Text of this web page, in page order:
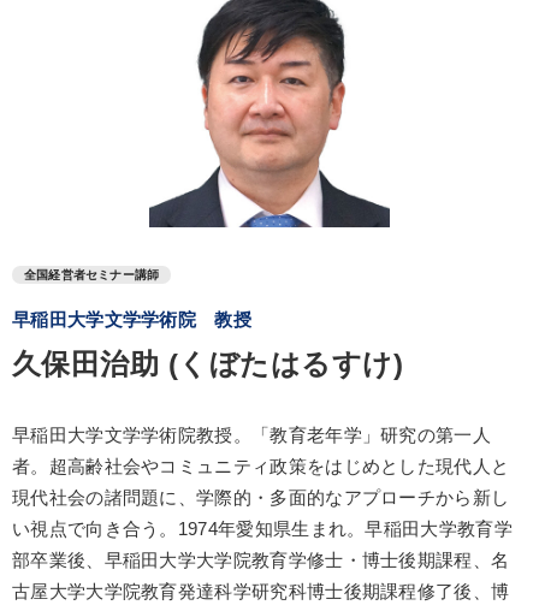
全国経営者セミナー講師
早稲田大学文学学術院 教授
久保田治助 (くぼたはるすけ)
早稲田大学文学学術院教授。「教育老年学」研究の第一人
者。超高齢社会やコミュニティ政策をはじめとした現代人と
現代社会の諸問題に、学際的・多面的なアプローチから新し
い視点で向き合う。1974年愛知県生まれ。早稲田大学教育学
部卒業後、早稲田大学大学院教育学修士・博士後期課程、名
古屋大学大学院教育発達科学研究科博士後期課程修了後、博